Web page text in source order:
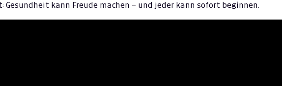
Gesundheit kann Freude machen – und jeder kann sofort beginnen.